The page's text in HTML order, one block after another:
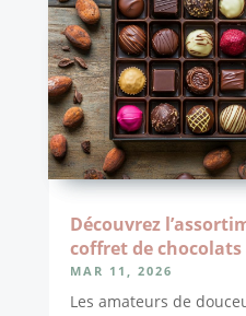
Découvrez
coffret de
MAR 11, 2026
Les amateurs de